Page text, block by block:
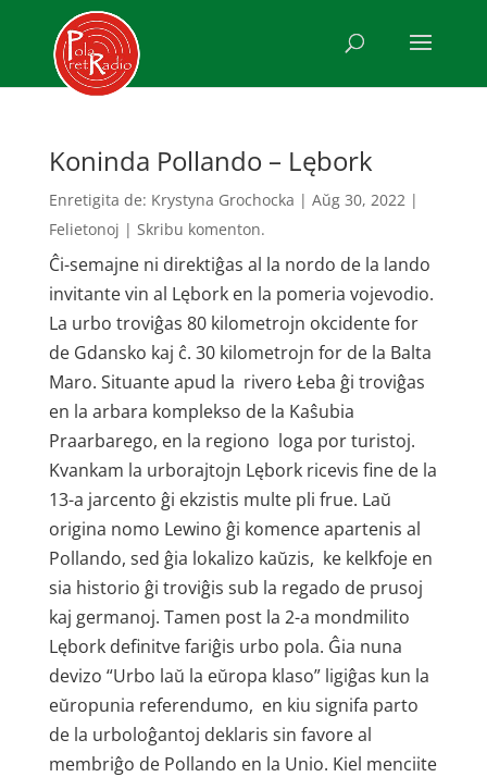
Koninda Pollando – Lębork
Enretigita de: Krystyna Grochocka | Aŭg 30, 2022|
Felietonoj | Skribu komenton.
Ĉi-semajne ni direktiĝas al la nordo de la lando
invitante vin al Lębork en la pomeria vojevodio.
La urbo troviĝas 80 kilometrojn okcidente for
de Gdansko kaj ĉ. 30 kilometrojn for de la Balta
Maro. Situante apud la rivero Łeba ĝi troviĝas
en la arbara komplekso de la Kaŝubia
Praarbarego, en la regiono loga por turistoj.
Kvankam la urborajtojn Lębork ricevis fine de la
13-a jarcento ĝi ekzistis multe pli frue. Laŭ
origina nomo Lewino ĝi komence apartenis al
Pollando, sed ĝia lokalizo kaŭzis, ke kelkfoje en
sia historio ĝi troviĝis sub la regado de prusoj
kaj germanoj. Tamen post la 2-a mondmilito
Lębork definitve fariĝis urbo pola. Ĝia nuna
devizo “Urbo laŭ la eŭropa klaso” ligiĝas kun la
eŭropunia referendumo, en kiu signifa parto
de la urboloĝantoj deklaris sin favore al
membriĝo de Pollando en la Unio. Kiel menciite